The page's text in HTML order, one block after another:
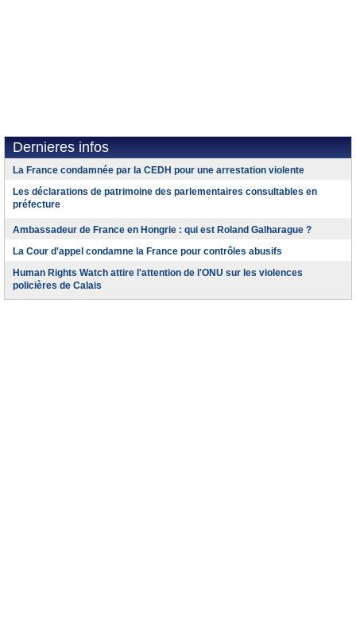
Dernieres infos
La France condamnée par la CEDH pour une arrestation violente
Les déclarations de patrimoine des parlementaires consultables en
préfecture
Ambassadeur de France en Hongrie : qui est Roland Galharague ?
La Cour d'appel condamne la France pour contrôles abusifs
Human Rights Watch attire l'attention de l'ONU sur les violences
policières de Calais